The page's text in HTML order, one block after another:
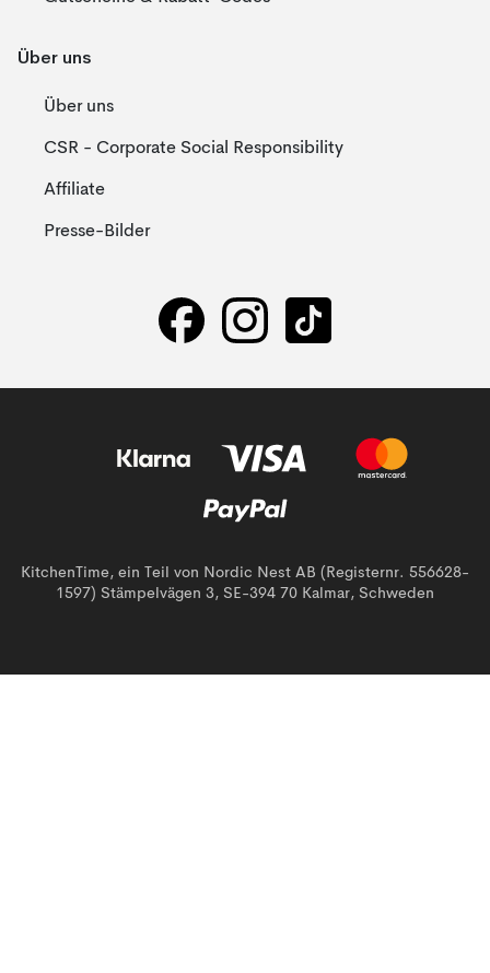
Über uns
Über uns
CSR - Corporate Social Responsibility
Affiliate
Presse-Bilder
KitchenTime, ein Teil von Nordic Nest AB (Registernr. 556628-
1597) Stämpelvägen 3, SE-394 70 Kalmar, Schweden